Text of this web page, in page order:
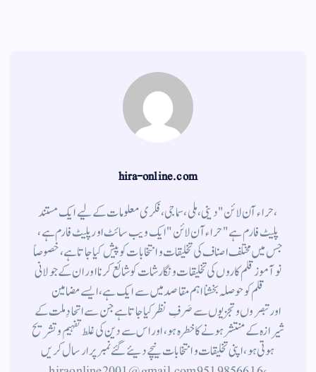
hira-online.com
،حراء آن لائن" دینی ، ملی ، سماجی ، فکری معلومات کے لیے ایک مستند
پلیٹ فارم ہے " حراء آن لائن " ایک ویب سائٹ اور پلیٹ فارم ہے ،
جس میں مختلف اصناف کی تخلیقات و انتخابات کو پیش کیا جاتا ہے ، خصوصاً
نوآموز قلم کاروں کی تخلیقات و نگارشات کو شائع کرنا اور ان کے جولانی
قلم کوحوصلہ بخشنا اہم مقاصد میں سے ایک ہے ، ایسے مضامین
اورتبصروں وتجزیوں سے صَرفِ نظر کیا جاتاہے جن سے اتحادِ ملت کے
شیرازہ کے منتشر ہونے کاخطرہ ہو ، اور اس سے دین کی غلط تفہیم وتشریح
ہوتی ہو، اپنی تخلیقات و انتخابات نیچے دیئے گئے نمبر پر ارسال کریں